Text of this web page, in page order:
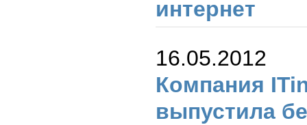
интернет
16.05.2012
Компания
выпустила